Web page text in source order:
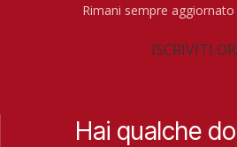
Rimani sempre aggiornato
ISCRIVITI
Hai qualche